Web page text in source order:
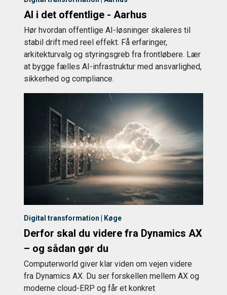
AI i det offentlige - Aarhus
Hør hvordan offentlige AI-løsninger skaleres til
stabil drift med reel effekt. Få erfaringer,
arkitekturvalg og styringsgreb fra frontløbere. Lær
at bygge fælles AI-infrastruktur med ansvarlighed,
sikkerhed og compliance.
Digital transformation | Køge
Derfor skal du videre fra Dynamics AX
– og sådan gør du
Computerworld giver klar viden om vejen videre
fra Dynamics AX. Du ser forskellen mellem AX og
moderne cloud-ERP og får et konkret